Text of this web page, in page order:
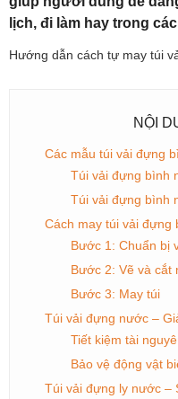
lịch, đi làm hay trong
Hướng dẫn cách tự may túi
NỘI
Các mẫu túi vải đựng
Túi vải đựng bình
Túi vải đựng bình
Cách may túi vải đựng
Bước 1: Chuẩn bị
Bước 2: Vẽ và cắt
Bước 3: May túi
Túi vải đựng nước –
Tiết kiệm tài
Bảo vệ động vật
Túi vải đựng ly nước –